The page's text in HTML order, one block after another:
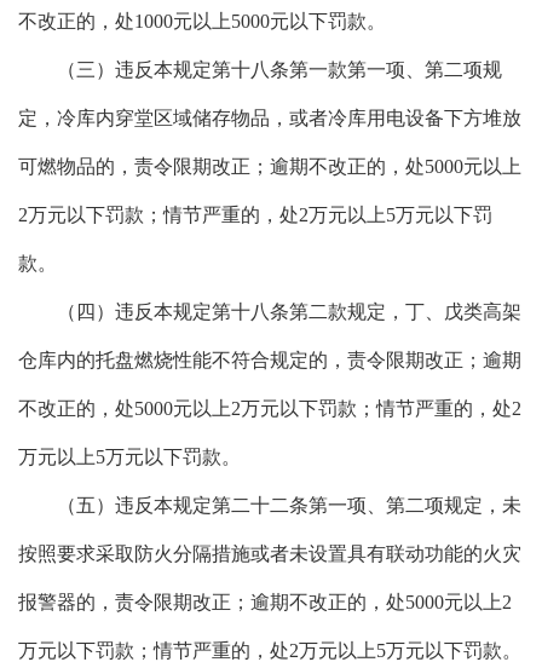
不改正的，处1000元以上5000元以下罚款。
（三）违反本规定第十八条第一款第一项、第二项规
定，冷库内穿堂区域储存物品，或者冷库用电设备下方堆放
可燃物品的，责令限期改正；逾期不改正的，处5000元以上
2万元以下罚款；情节严重的，处2万元以上5万元以下罚
款。
（四）违反本规定第十八条第二款规定，丁、戊类高架
仓库内的托盘燃烧性能不符合规定的，责令限期改正；逾期
不改正的，处5000元以上2万元以下罚款；情节严重的，处2
万元以上5万元以下罚款。
（五）违反本规定第二十二条第一项、第二项规定，未
按照要求采取防火分隔措施或者未设置具有联动功能的火灾
报警器的，责令限期改正；逾期不改正的，处5000元以上2
万元以下罚款；情节严重的，处2万元以上5万元以下罚款。